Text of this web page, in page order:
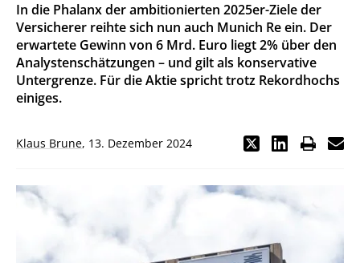
In die Phalanx der ambitionierten 2025er-Ziele der
Versicherer reihte sich nun auch Munich Re ein. Der
erwartete Gewinn von 6 Mrd. Euro liegt 2% über den
Analystenschätzungen – und gilt als konservative
Untergrenze. Für die Aktie spricht trotz Rekordhochs
einiges.
Klaus Brune, 13. Dezember 2024